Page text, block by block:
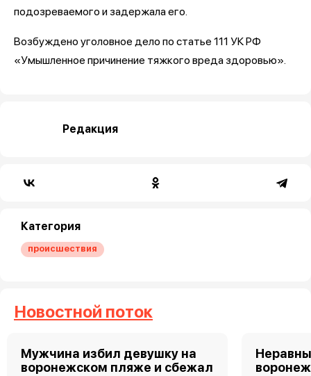
подозреваемого и задержала его.
Возбуждено уголовное дело по статье 111 УК РФ
«Умышленное причинение тяжкого вреда здоровью».
Редакция
Категория
происшествия
Новостной поток
Мужчина избил девушку на
воронежском пляже и сбежал